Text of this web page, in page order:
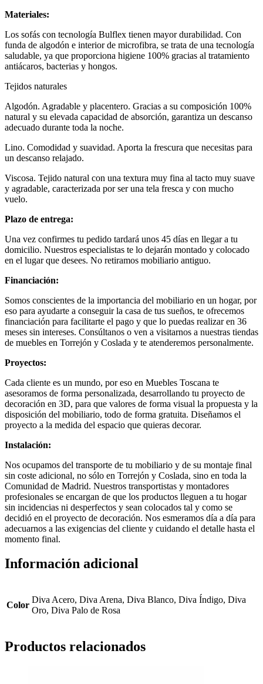
Materiales:
Los sofás con tecnología Bulflex tienen mayor durabilidad. Con
funda de algodón e interior de microfibra, se trata de una tecnología
saludable, ya que proporciona higiene 100% gracias al tratamiento
antiácaros, bacterias y hongos.
Tejidos naturales
Algodón. Agradable y placentero. Gracias a su composición 100%
natural y su elevada capacidad de absorción, garantiza un descanso
adecuado durante toda la noche.
Lino. Comodidad y suavidad. Aporta la frescura que necesitas para
un descanso relajado.
Viscosa. Tejido natural con una textura muy fina al tacto muy suave
y agradable, caracterizada por ser una tela fresca y con mucho
vuelo.
Plazo de entrega:
Una vez confirmes tu pedido tardará unos 45 días en llegar a tu
domicilio. Nuestros especialistas te lo dejarán montado y colocado
en el lugar que desees. No retiramos mobiliario antiguo.
Financiación:
Somos conscientes de la importancia del mobiliario en un hogar, por
eso para ayudarte a conseguir la casa de tus sueños, te ofrecemos
financiación para facilitarte el pago y que lo puedas realizar en 36
meses sin intereses. Consúltanos o ven a visitarnos a nuestras tiendas
de muebles en Torrejón y Coslada y te atenderemos personalmente.
Proyectos:
Cada cliente es un mundo, por eso en Muebles Toscana te
asesoramos de forma personalizada, desarrollando tu proyecto de
decoración en 3D, para que valores de forma visual la propuesta y la
disposición del mobiliario, todo de forma gratuita. Diseñamos el
proyecto a la medida del espacio que quieras decorar.
Instalación:
Nos ocupamos del transporte de tu mobiliario y de su montaje final
sin coste adicional, no sólo en Torrejón y Coslada, sino en toda la
Comunidad de Madrid. Nuestros transportistas y montadores
profesionales se encargan de que los productos lleguen a tu hogar
sin incidencias ni desperfectos y sean colocados tal y como se
decidió en el proyecto de decoración. Nos esmeramos día a día para
adecuarnos a las exigencias del cliente y cuidando el detalle hasta el
momento final.
Información adicional
Color
Diva Acero, Diva Arena, Diva Blanco, Diva Índigo, Diva
Oro, Diva Palo de Rosa
Productos relacionados